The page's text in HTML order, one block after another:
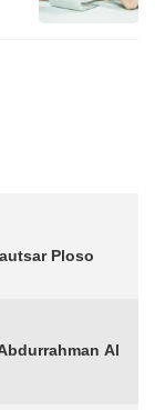
Ploso
Al